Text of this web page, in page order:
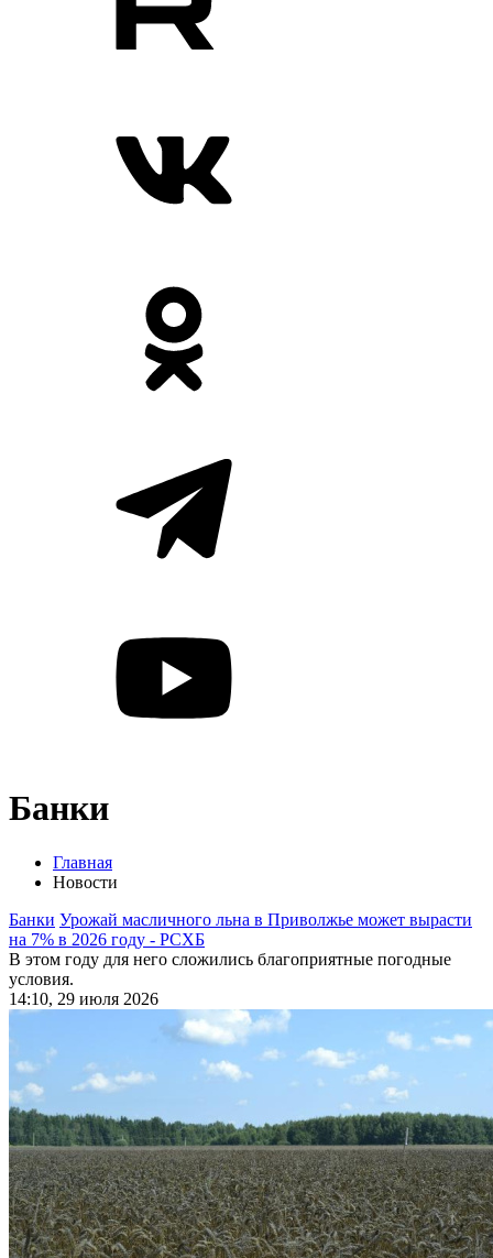
Банки
Главная
Новости
Банки Урожай масличного льна в Приволжье может вырасти
на 7% в 2026 году - РСХБ
В этом году для него сложились благоприятные погодные
условия.
14:10, 29 июля 2026